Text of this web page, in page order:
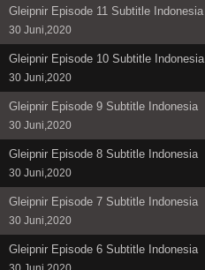
Gleipnir Episode 11 Subtitle Indonesia
30 Juni,2020
Gleipnir Episode 10 Subtitle Indonesia
30 Juni,2020
Gleipnir Episode 9 Subtitle Indonesia
30 Juni,2020
Gleipnir Episode 8 Subtitle Indonesia
30 Juni,2020
Gleipnir Episode 7 Subtitle Indonesia
30 Juni,2020
Gleipnir Episode 6 Subtitle Indonesia